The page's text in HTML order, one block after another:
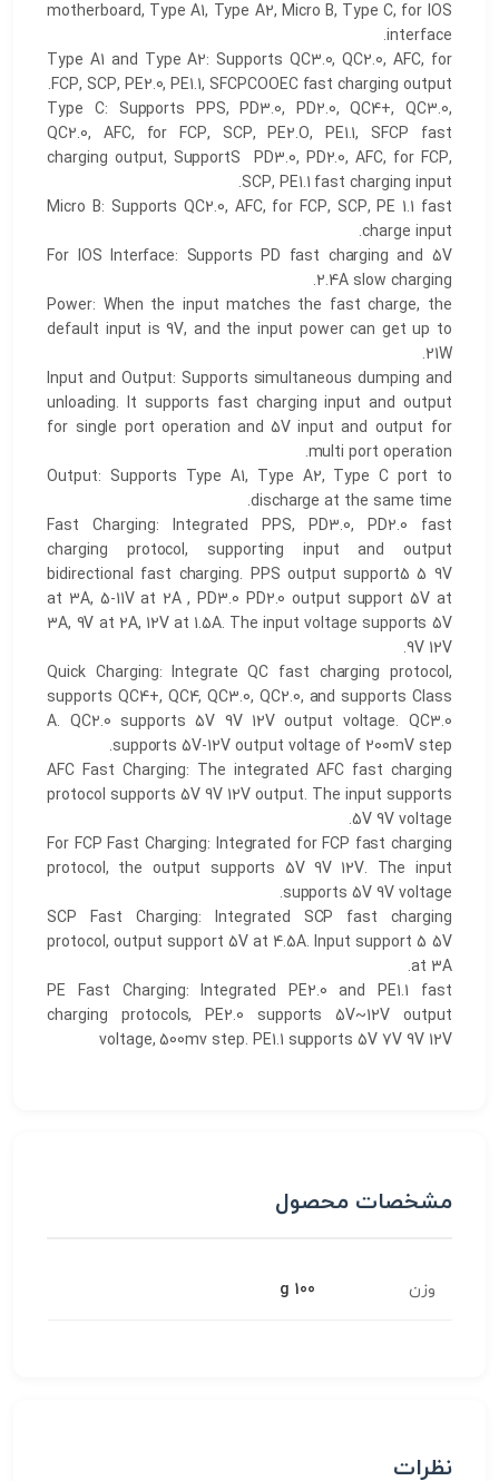
motherboard, Type A1, Type A2, Micro B, Type C, for IOS
interface.
Type A1 and Type A2: Supports QC3.0, QC2.0, AFC, for
FCP, SCP, PE2.0, PE1.1, SFCPCOOEC fast charging output.
Type C: Supports PPS, PD3.0, PD2.0, QC4+, QC3.0,
QC2.0, AFC, for FCP, SCP, PE2.O, PE1.1, SFCP fast
charging output, SupportS PD3.0, PD2.0, AFC, for FCP,
SCP, PE1.1 fast charging input.
Micro B: Supports QC2.0, AFC, for FCP, SCP, PE 1.1 fast
charge input.
For IOS Interface: Supports PD fast charging and 5V
2.4A slow charging.
Power: When the input matches the fast charge, the
default input is 9V, and the input power can get up to
21W.
Input and Output: Supports simultaneous dumping and
unloading. It supports fast charging input and output
for single port operation and 5V input and output for
multi port operation.
Output: Supports Type A1, Type A2, Type C port to
discharge at the same time.
Fast Charging: Integrated PPS, PD3.0, PD2.0 fast
charging protocol, supporting input and output
bidirectional fast charging. PPS output support5 5 9V
at 3A, 5-11V at 2A , PD3.0 PD2.0 output support 5V at
3A, 9V at 2A, 12V at 1.5A. The input voltage supports 5V
9V 12V.
Quick Charging: Integrate QC fast charging protocol,
supports QC4+, QC4, QC3.0, QC2.0, and supports Class
A. QC2.0 supports 5V 9V 12V output voltage. QC3.0
supports 5V-12V output voltage of 200mV step.
AFC Fast Charging: The integrated AFC fast charging
protocol supports 5V 9V 12V output. The input supports
5V 9V voltage.
For FCP Fast Charging: Integrated for FCP fast charging
protocol, the output supports 5V 9V 12V. The input
supports 5V 9V voltage.
SCP Fast Charging: Integrated SCP fast charging
protocol, output support 5V at 4.5A. Input support 5 5V
at 3A.
PE Fast Charging: Integrated PE2.0 and PE1.1 fast
charging protocols, PE2.0 supports 5V~12V output
voltage, 500mv step. PE1.1 supports 5V 7V 9V 12V
مشخصات محصول
وزن 100 g
نظرات